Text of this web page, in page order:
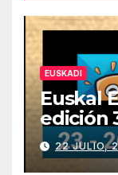
EUSKADI
Euskal
edición
julio
22 JULIO,